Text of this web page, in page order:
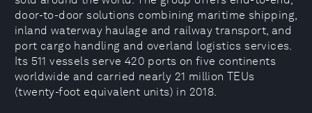
door-to-door solutions combining maritime shipping,
inland waterway haulage and railway transport, and
port cargo handling and overland logistics services.
Its 511 vessels serve 420 ports on five continents
worldwide and carried nearly 21 million TEUs
(twenty-foot equivalent units) in 2018.